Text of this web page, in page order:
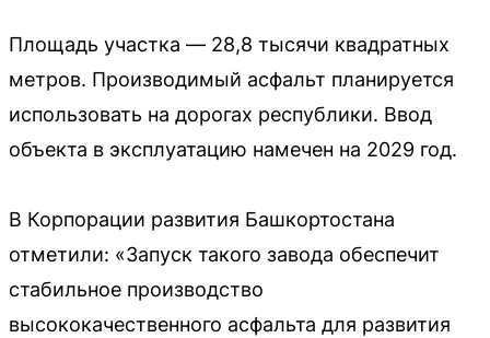
Площадь участка — 28,8 тысячи квадратных
метров. Производимый асфальт планируется
использовать на дорогах республики. Ввод
объекта в эксплуатацию намечен на 2029 год.
В Корпорации развития Башкортостана
отметили: «Запуск такого завода обеспечит
стабильное производство
высококачественного асфальта для развития